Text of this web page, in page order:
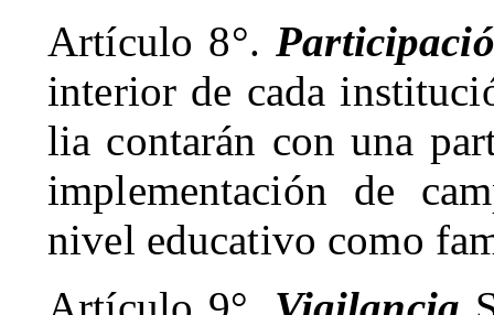
Artículo 8°.
interior de cada
lia contarán con una
implementación de
nivel educativo como